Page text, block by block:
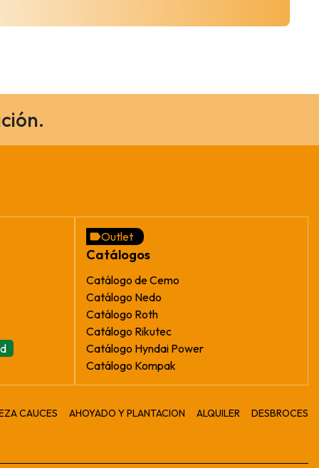
Outlet
Catálogos
Catálogo de Cemo
Catálogo Nedo
Catálogo Roth
Catálogo Rikutec
Catálogo Hyndai Power
Catálogo Kompak
CAUCES AHOYADO Y PLANTACION ALQUILER
DESBROCES